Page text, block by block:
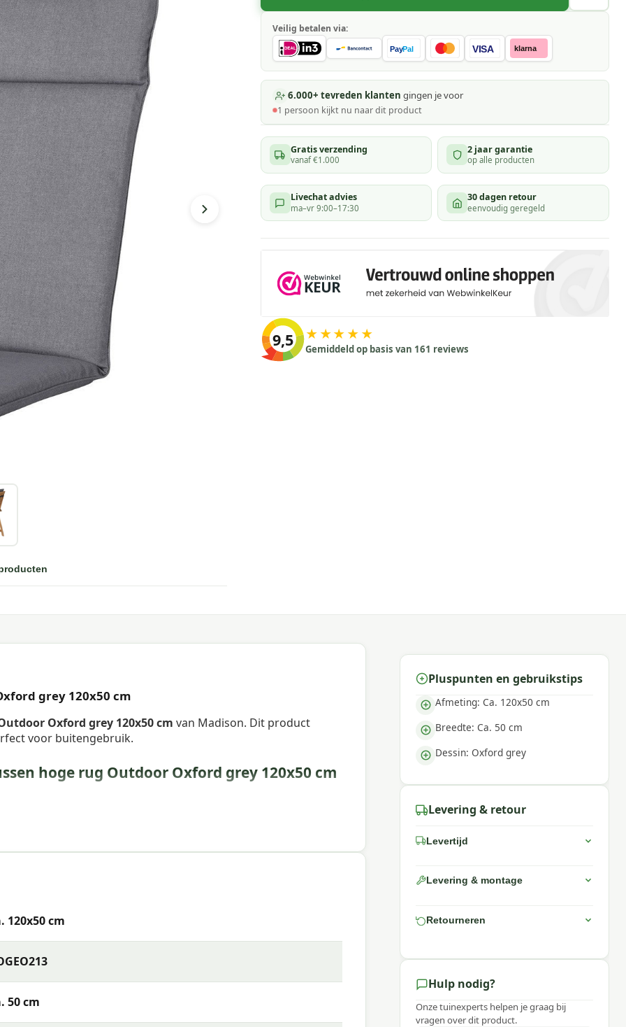
Veilig betalen via:
PayPal VISA klarna
6.000+ tevreden klanten gingen je voor
1 persoon kijkt nu naar dit product
Gratis verzending
vanaf €1.000
2 jaar garantie
op alle producten
Livechat advies
ma–vr 9:00–17:30
30 dagen retour
eenvoudig geregeld
9,5 ★★★★★
Gemiddeld op basis van 161 reviews
grey 120x50 cm
Oxford grey 120x50 cm van Madison. Dit product
voor buitengebruik.
hoge rug Outdoor Oxford grey 120x50 cm
120x50 cm
50 cm
Pluspunten en gebruikstips
Afmeting: Ca. 120x50 cm
Breedte: Ca. 50 cm
Dessin: Oxford grey
Levering & retour
Levertijd
Levering & montage
Retourneren
Hulp nodig?
Onze tuinexperts helpen je graag bij
vragen over dit product.